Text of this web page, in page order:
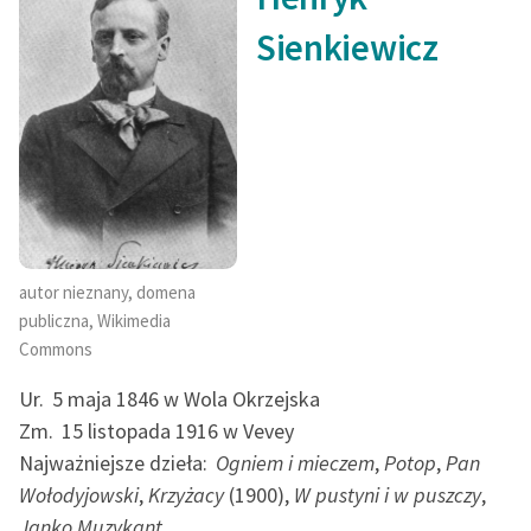
Ręce pełne poezji
Kolekcje edukacyjne
twórców przechodzących
do domeny publicznej,
lektur szkolnych oraz
Starego Testamentu
Odkurzamy bohaterów
Szkoła Poezji Wolnych
Lektur
O nas
Kontakt
O projekcie
Zespół
autor nieznany, domena
publiczna, Wikimedia
Commons
Sienkiewicz
Ur. 5 maja 1846 w Wola Okrzejska
Zm. 15 listopada 1916 w Vevey
Najważniejsze dzieła: Ogniem i mieczem,Potop,Pan
Wołodyjowski,Krzyżacy(1900), W pustyni i w puszczy,